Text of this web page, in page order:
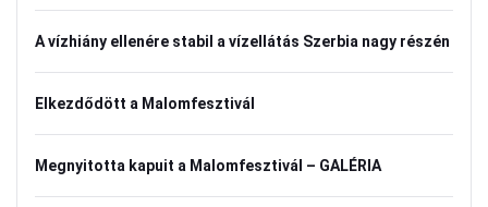
A vízhiány ellenére stabil a vízellátás Szerbia nagy részén
Elkezdődött a Malomfesztivál
Megnyitotta kapuit a Malomfesztivál – GALÉRIA